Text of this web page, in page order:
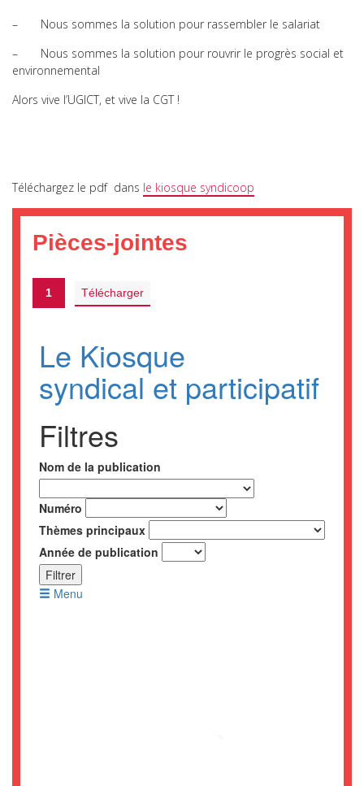
– Nous sommes la solution pour rassembler le salariat
– Nous sommes la solution pour rouvrir le progrès social et
environnemental
Alors vive l’UGICT, et vive la CGT !
Téléchargez le pdf dans le kiosque syndicoop
Pièces-jointes
1 Télécharger